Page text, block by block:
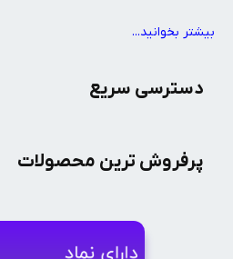
بیشتر بخوانید...
دسترسی سریع
پرفروش ترین محصولات